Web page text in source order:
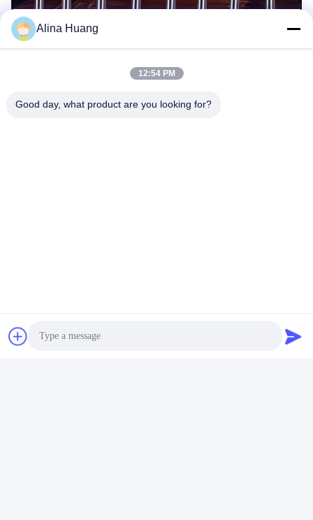
Alina Huang
12:54 PM
Good day, what product are you looking for?